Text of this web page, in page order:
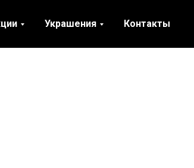
Украшения Контакты